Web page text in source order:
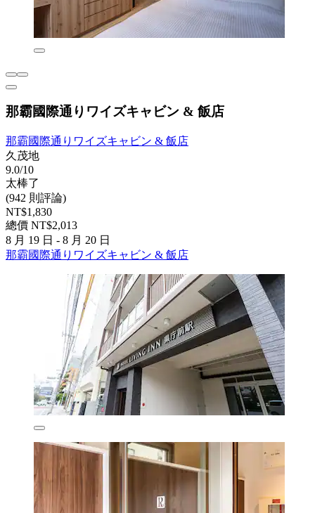
那霸國際通りワイズキャビン & 飯店
那霸國際通りワイズキャビン & 飯店
久茂地
9.0/10
太棒了
(942 則評論)
NT$1,830
總價 NT$2,013
8 月 19 日 - 8 月 20 日
那霸國際通りワイズキャビン & 飯店